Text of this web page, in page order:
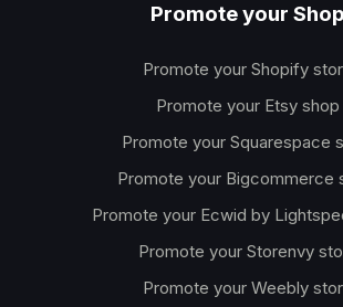
Promote your Shop
Promote your Shopify
Promote your Etsy shop
Promote your Squarespace
Promote your Bigcommerce
Promote your Ecwid by
Promote your Storenvy
Promote your Weebly